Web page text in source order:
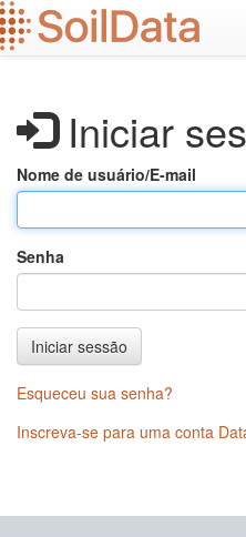
Ir
para
o
Iniciar
Nome de usuário/E-mail
Senha
Iniciar sessão
Esqueceu sua senha?
Inscreva-se para uma conta